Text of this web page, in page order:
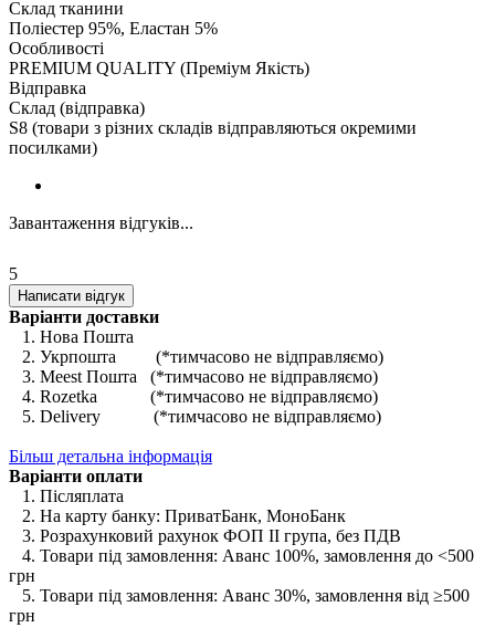
Склад тканини
Поліестер 95%, Еластан 5%
Особливості
PREMIUM QUALITY (Преміум Якість)
Відправка
Склад (відправка)
S8 (товари з різних складів відправляються окремими
посилками)
Завантаження відгуків...
5
Написати відгук
Варіанти доставки
1. Нова Пошта
2. Укрпошта (*тимчасово не відправляємо)
3. Meest Пошта (*тимчасово не відправляємо)
4. Rozetka (*тимчасово не відправляємо)
5. Delivery (*тимчасово не відправляємо)
Більш детальна інформація
Варіанти оплати
1. Післяплата
2. На карту банку: ПриватБанк, МоноБанк
3. Розрахунковий рахунок ФОП II група, без ПДВ
4. Товари під замовлення: Аванс 100%, замовлення до <500
грн
5. Товари під замовлення: Аванс 30%, замовлення від ≥500
грн